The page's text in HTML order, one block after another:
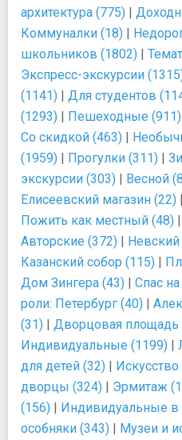
архитектура (775) |
Коммуналки (18) |
школьников (1802) |
Экспресс-экскурсии
(1141) | Для студентов
(1293) | Пешеходные (911)
Со скидкой (463) |
(1959) | Прогулки (311) |
экскурсии (303) | Весной
Елисеевский магазин (22) |
Пожить как местный (48) |
Авторские (372) | Невский
Казанский собор (115) |
Дом Зингера (43) | Спас
роли: Петербург (40) |
(31) | Дворцовая площадь
Индивидуальные (1199) |
для детей (32) |
дворцы (324) | Эрмитаж
(156) | Индивидуальные
особняки (343) | Музеи и